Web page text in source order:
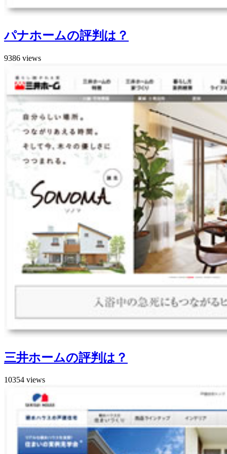
パナホームの評判は？
9386 views
三井ホームの評判は？
10354 views